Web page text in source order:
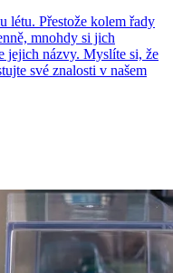
létu. Přestože kolem řady
mnohdy si jich
jejich názvy. Myslíte si, že
své znalosti v našem